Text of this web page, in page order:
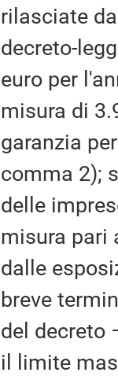
rilasciate
decreto-
euro per
misura di
garanzia
comma 2);
delle
misura pari
dalle
breve
del decreto
il limite